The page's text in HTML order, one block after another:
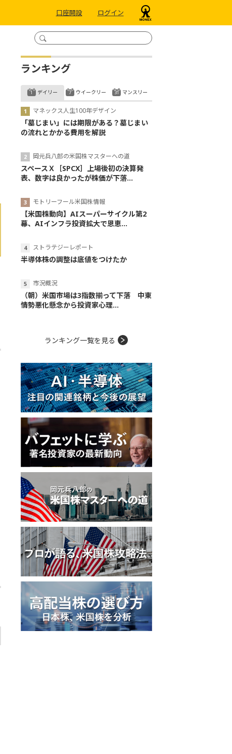
口座開設 ログイン
ランキング
デイリー
マネックス人生100年デザイン
「墓じまい」には期限がある？墓じまい
の流れとかかる費用を解説
岡元兵八郎の米国株マスターへの道
スペースＸ［SPCX］上場後初の決算発
表、数字は良かったが株価が下落...
モトリーフール米国株情報
【米国株動向】AIスーパーサイクル第2
幕、AIインフラ投資拡大で恩恵...
ストラテジーレポート
半導体株の調整は底値をつけたか
市況概況
（朝）米国市場は3指数揃って下落 中東
情勢悪化懸念から投資家心理...
ウイークリー マンスリー
ランキング一覧を見る